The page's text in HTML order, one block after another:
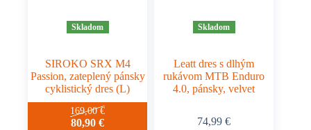
Skladom
SIROKO SRX M4
Passion, zateplený pánsky
cyklistický dres (L)
169,00€
80,90€
Skladom
Leatt dres s dlhým
rukávom MTB Enduro
4.0, pánsky, velvet
74,99€